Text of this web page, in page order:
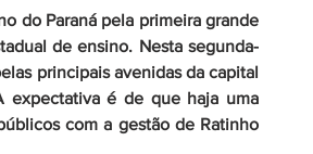
do Paraná pela primeira grande
de ensino. Nesta segunda-
principais avenidas da capital
expectativa é de que haja uma
com a gestão de Ratinho